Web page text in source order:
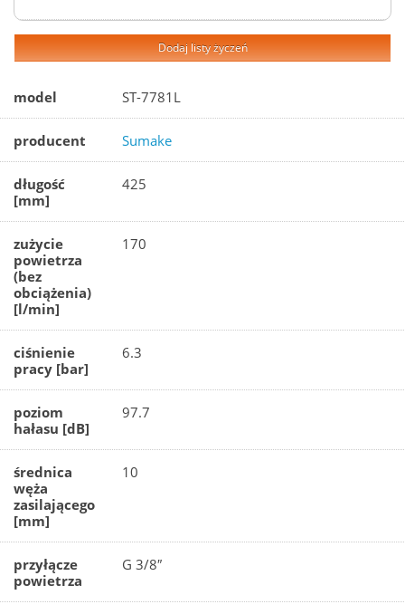
Dodaj listy życzeń
model ST-7781L
producent Sumake
długość
[mm]
425
zużycie
powietrza
(bez
obciążenia)
[l/min]
170
ciśnienie
pracy [bar]
6.3
poziom
hałasu [dB]
97.7
średnica
węża
zasilającego
[mm]
10
przyłącze
powietrza
G 3/8″